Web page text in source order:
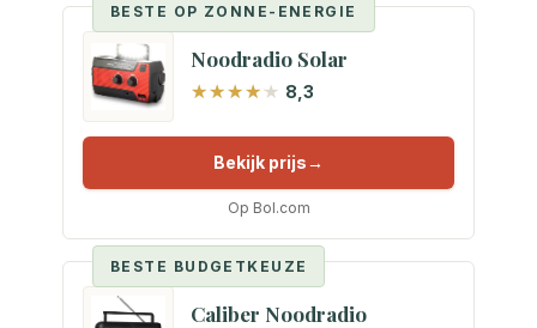
BESTE OP ZONNE-ENERGIE
Noodradio Solar
8,3
Bekijk prijs
Op Bol.com
BESTE BUDGETKEUZE
Caliber Noodradio